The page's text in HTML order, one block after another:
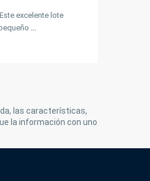
excelente lote
las características,
la información con uno